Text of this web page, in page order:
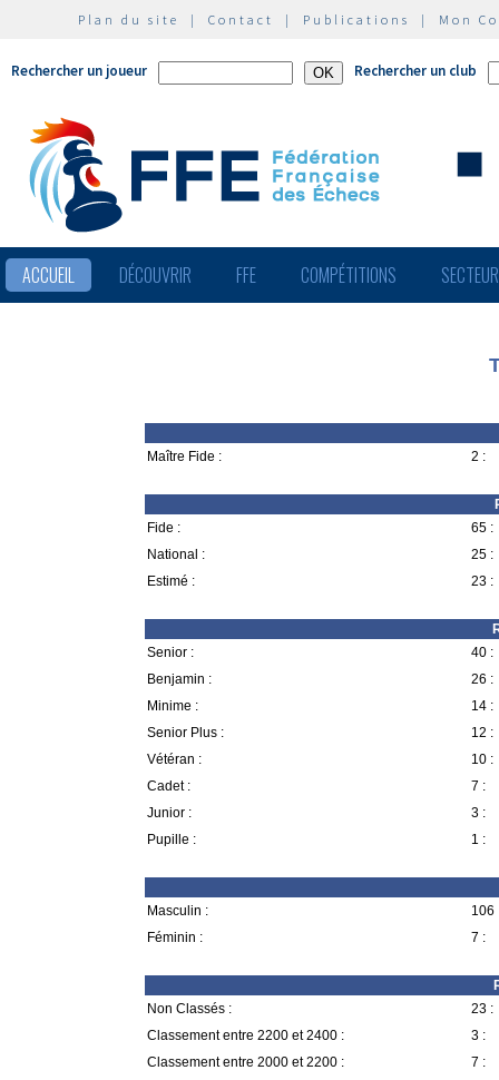
Plan du site | Contact | Publications | Mon
Rechercher un joueur Rechercher un club
ACCUEIL DÉCOUVRIR FFE COMPÉTITIONS
Maître Fide : 2 :
Fide :
65 :
National :
25 :
Estimé :
23 :
Senior :
40 :
Benjamin :
26 :
Minime :
14 :
Senior Plus :
12 :
Vétéran :
10 :
Cadet :
7 :
Junior :
3 :
Pupille :
1 :
Masculin :
106
Féminin :
7 :
Non Classés :
23 :
Classement entre 2200 et 2400 :
3 :
Classement entre 2000 et 2200 :
7 :